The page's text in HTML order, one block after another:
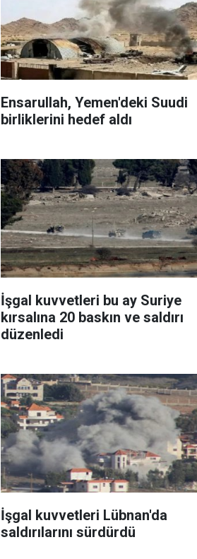
Ensarullah, Yemen'deki Suudi
birliklerini hedef aldı
İşgal kuvvetleri bu ay Suriye
kırsalına 20 baskın ve saldırı
düzenledi
İşgal kuvvetleri Lübnan'da
saldırılarını sürdürdü